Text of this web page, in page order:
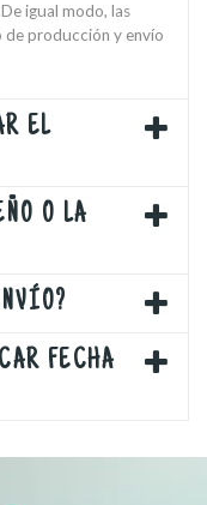
igual modo, las
de producción y envío
EL
O LA
FECHA